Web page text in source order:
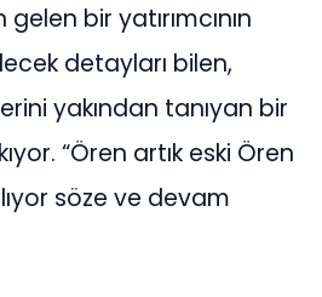
bir yatırımcının
detayları bilen,
yakından tanıyan bir
“Ören artık eski Ören
söze ve devam